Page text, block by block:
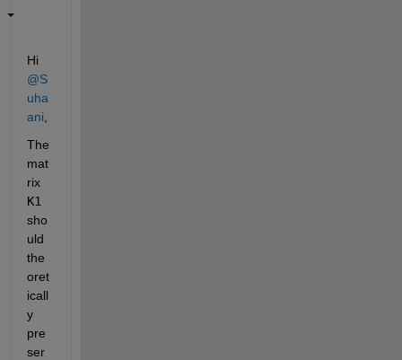
Hi
@S
uha
ani
The
mat
rix
K1
sho
uld
the
oret
icall
y
pre
ser